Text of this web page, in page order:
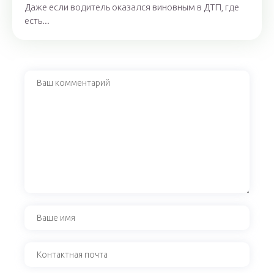
Даже если водитель оказался виновным в ДТП, где
есть...